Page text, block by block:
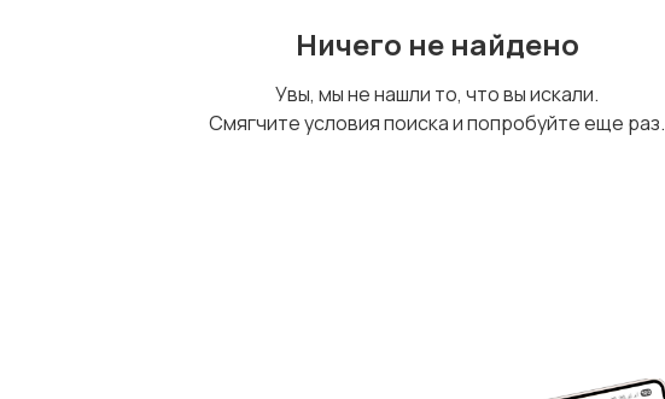
Ничего не найдено
Увы, мы не нашли то, что вы искали.
Смягчите условия поиска и попробуйте еще раз.